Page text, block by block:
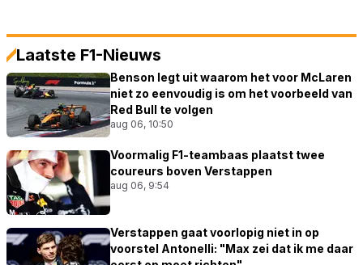
Laatste F1-Nieuws
Benson legt uit waarom het voor McLaren
niet zo eenvoudig is om het voorbeeld van
Red Bull te volgen
aug 06, 10:50
Voormalig F1-teambaas plaatst twee
coureurs boven Verstappen
aug 06, 9:54
Verstappen gaat voorlopig niet in op
voorstel Antonelli: "Max zei dat ik me daar